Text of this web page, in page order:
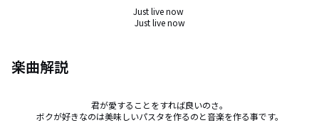
Just live now
Just live now
楽曲解説
君が愛することをすれば良いのさ。
ボクが好きなのは美味しいパスタを作るのと音楽を作る事です。